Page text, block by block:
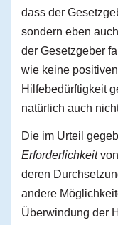
dass der
sondern eben
der Gesetzgeber
wie keine
Hilfebedürftigkeit
natürlich auch
Die im Urteil
Erforderlichkeit
deren
andere
Überwindung der